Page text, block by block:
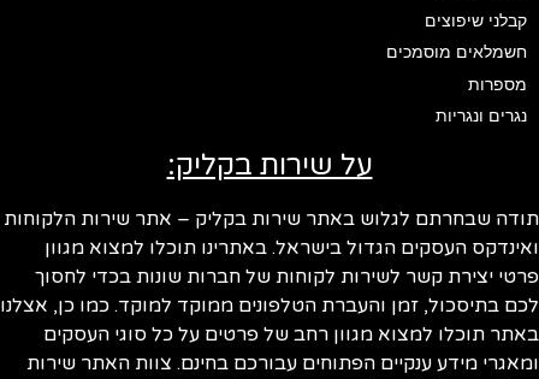
קבלני שיפוצים
חשמלאים מוסמכים
מספרות
נגרים ונגריות
על שירות בקליק:
שבחרתם לגלוש באתר שירות בקליק – אתר שירות הלקוחות
העסקים הגדול בישראל. באתרינו תוכלו למצוא מגוון
יצירת קשר לשירות לקוחות של חברות שונות בכדי לחסוך
בתיסכול, זמן והעברת הטלפונים ממוקד למוקד. כמו כן, אצלנו
תוכלו למצוא מגוון רחב של פרטים על כל סוגי העסקים
מידע ענקיים הפתוחים עבורכם בחינם. צוות האתר שירות